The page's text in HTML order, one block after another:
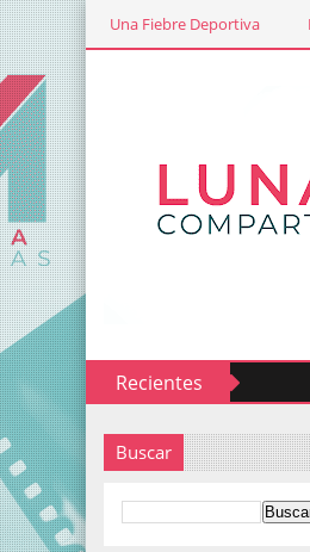
Una Fiebre Deportiva
Recientes
Buscar